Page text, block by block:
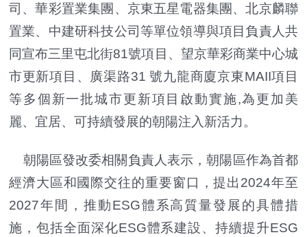
司、華彩置業集團、京東五星電器集團、北京麟聯
置業、中建研科技公司等單位領導與項目負責人共
同宣布三里屯北街81號項目、望京華彩商業中心城
市更新項目、廣渠路31 號九龍商廈京東MAII項目
等多個新一批城市更新項目啟動實施,為更加美
麗、宜居、可持續發展的朝陽注入新活力。
朝陽區發改委相關負責人表示，朝陽區作為首都
經濟大區和國際交往的重要窗口，提出2024年至
2027年間，推動ESG體系高質量發展的具體措
施，包括全面深化ESG體系建設、持續提升ESG